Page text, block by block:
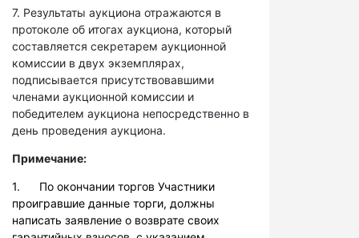
7. Результаты аукциона отражаются в
протоколе об итогах аукциона, который
составляется секретарем аукционной
комиссии в двух экземплярах,
подписывается присутствовавшими
членами аукционной комиссии и
победителем аукциона непосредственно в
день проведения аукциона.
Примечание:
1. По окончании торгов Участники
проигравшие данные торги, должны
написать заявление о возврате своих